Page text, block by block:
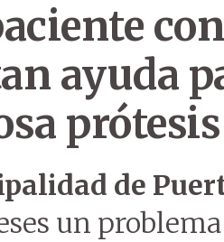
ayuda
prótesis
de
un